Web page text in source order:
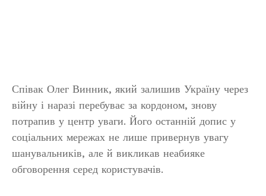
Співак Олег Винник, який залишив Україну через
війну і наразі перебуває за кордоном, знову
потрапив у центр уваги. Його останній допис у
соціальних мережах не лише привернув увагу
шанувальників, але й викликав неабияке
обговорення серед користувачів.